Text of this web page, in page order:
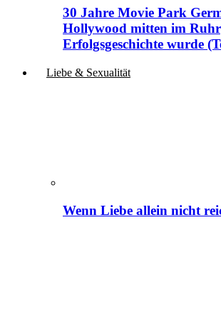
30 Jahre Movie Park
Hollywood mitten im
Erfolgsgeschichte wurde
Liebe & Sexualität
Wenn Liebe allein nicht